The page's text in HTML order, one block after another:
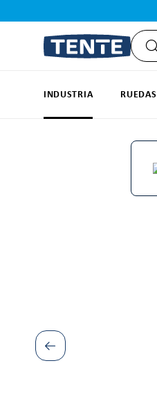
INDUSTRIA RUEDAS
Omitir galería de imágenes